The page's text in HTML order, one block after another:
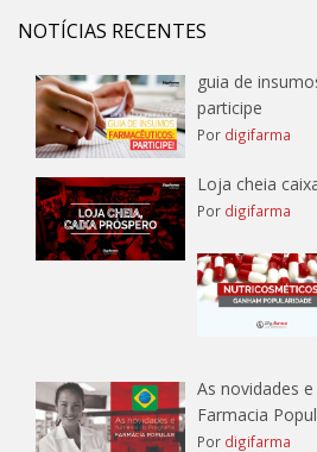
NOTÍCIAS RECENTES
guia de
participe
Por digifarma
Loja cheia
Por digifarma
As novidades
Farmacia
Por digifarma